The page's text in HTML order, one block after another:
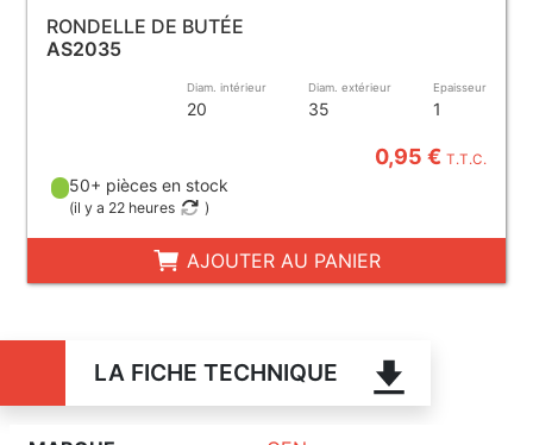
RONDELLE DE BUTÉE
AS2035
Diam. intérieur
20
Diam. extérieur
35
Epaisseur
1
0,95 €T.T.C.
50+ pièces en stock
(il y a 22 heures )
AJOUTER AU PANIER
LA FICHE TECHNIQUE